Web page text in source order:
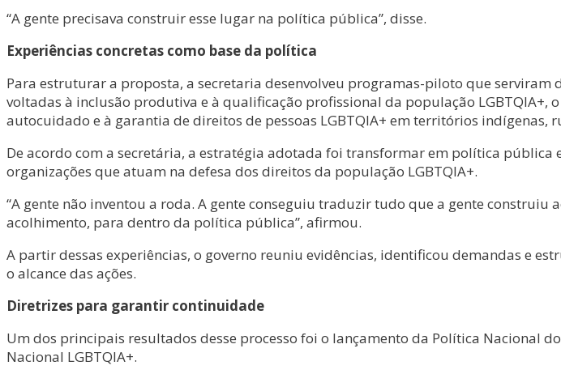
“A gente precisava construir esse lugar na política pública”, disse.
Experiências concretas como base da política
Para estruturar a proposta, a secretaria desenvolveu programas-piloto que
voltadas à inclusão produtiva e à qualificação profissional da população
autocuidado e à garantia de direitos de pessoas LGBTQIA+ em territórios indígenas,
De acordo com a secretária, a estratégia adotada foi transformar em política
organizações que atuam na defesa dos direitos da população LGBTQIA+.
“A gente não inventou a roda. A gente conseguiu traduzir tudo que a gente
acolhimento, para dentro da política pública”, afirmou.
A partir dessas experiências, o governo reuniu evidências, identificou demandas e
o alcance das ações.
Diretrizes para garantir continuidade
Um dos principais resultados desse processo foi o lançamento da Política Nacional
Nacional LGBTQIA+.